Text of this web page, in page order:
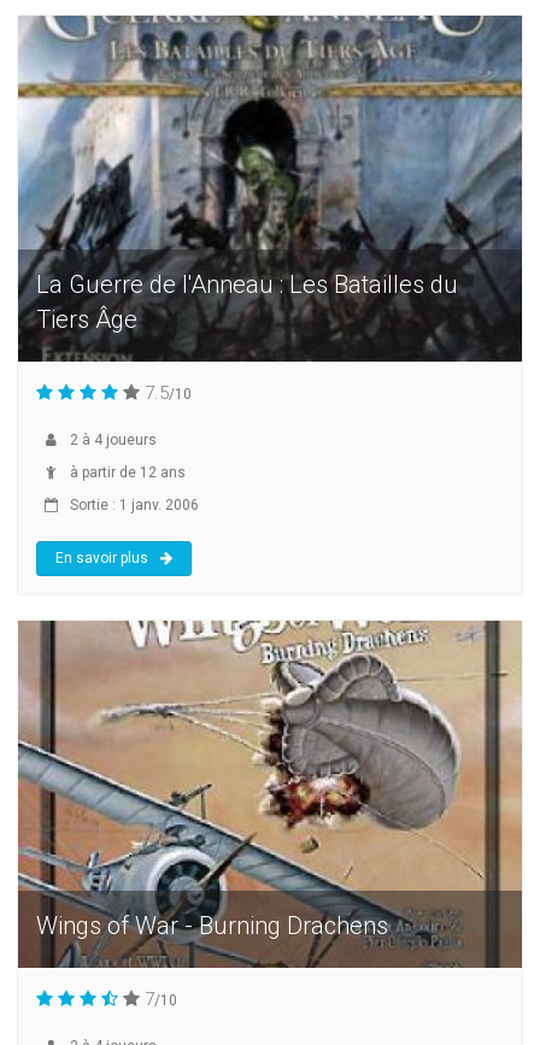
La Guerre de l'Anneau : Les Batailles du
Tiers Âge
7.5/10
2 à 4 joueurs
à partir de 12 ans
Sortie : 1 janv. 2006
En savoir plus
Wings of War - Burning Drachens
7/10